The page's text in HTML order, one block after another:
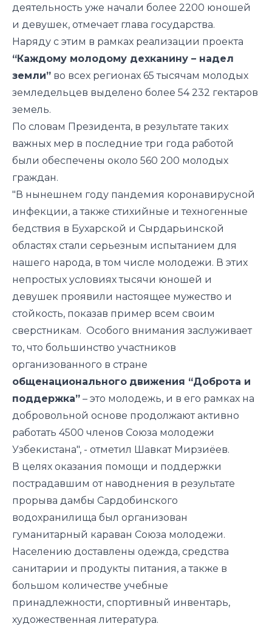
деятельность уже начали более 2200 юношей
и девушек, отмечает глава государства.
Наряду с этим в рамках реализации проекта
“Каждому молодому дехканину – надел
земли” во всех регионах 65 тысячам молодых
земледельцев выделено более 54 232 гектаров
земель.
По словам Президента, в результате таких
важных мер в последние три года работой
были обеспечены около 560 200 молодых
граждан.
"В нынешнем году пандемия коронавирусной
инфекции, а также стихийные и техногенные
бедствия в Бухарской и Сырдарьинской
областях стали серьезным испытанием для
нашего народа, в том числе молодежи. В этих
непростых условиях тысячи юношей и
девушек проявили настоящее мужество и
стойкость, показав пример всем своим
сверстникам. Особого внимания заслуживает
то, что большинство участников
организованного в стране
общенационального движения “Доброта и
поддержка” – это молодежь, и в его рамках на
добровольной основе продолжают активно
работать 4500 членов Союза молодежи
Узбекистана", - отметил Шавкат Мирзиёев.
В целях оказания помощи и поддержки
пострадавшим от наводнения в результате
прорыва дамбы Сардобинского
водохранилища был организован
гуманитарный караван Союза молодежи.
Населению доставлены одежда, средства
санитарии и продукты питания, а также в
большом количестве учебные
принадлежности, спортивный инвентарь,
художественная литература.